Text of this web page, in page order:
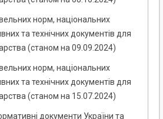
норм, національних
та технічних документів для
(станом на 09.09.2024)
норм, національних
та технічних документів для
(станом на 15.07.2024)
документи України та